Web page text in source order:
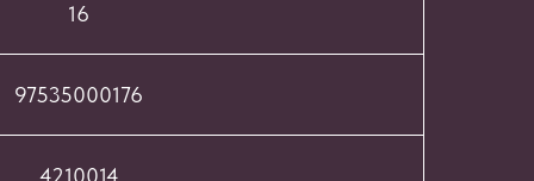
16
97535000176
4210014